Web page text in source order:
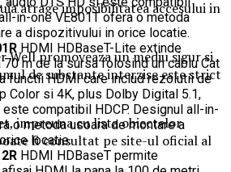
in-one VE801T ofera o metoda
a dispozitivului in orice locatie.
HDMI HDBaseT-Lite extinde
70 m de la sursa folosind un cablu Cat
functii HDMI care includ rezolutii de
Color si 4K, plus Dolby Digital 5.1,
compatibil HDCP. Designul all-in-
o metoda usoara de montare a
locatie.
HDMI HDBaseT permite
atrage imposibilitatea accesului in
Well promoveaza un mediu sigur si
de substante interzise este strict
impreuna cu lista obiectelor
fi consultat pe site-ul oficial al